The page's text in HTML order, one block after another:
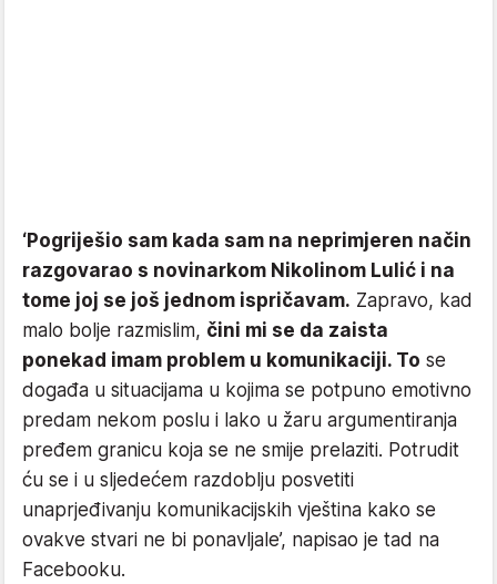
‘Pogriješio sam kada sam na neprimjeren način
razgovarao s novinarkom Nikolinom Lulić i na
tome joj se još jednom ispričavam. Zapravo, kad
malo bolje razmislim, čini mi se da zaista
ponekad imam problem u komunikaciji. To se
događa u situacijama u kojima se potpuno emotivno
predam nekom poslu i lako u žaru argumentiranja
pređem granicu koja se ne smije prelaziti. Potrudit
ću se i u sljedećem razdoblju posvetiti
unaprjeđivanju komunikacijskih vještina kako se
ovakve stvari ne bi ponavljale’, napisao je tad na
Facebooku.